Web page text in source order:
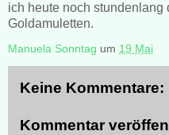
ich heute noch stundenlang
Goldamuletten.
Manuela Sonntag um 19 Mai
Keine Kommentare:
Kommentar